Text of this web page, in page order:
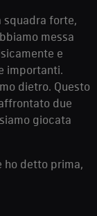
squadra forte,
messa
e
importanti.
dietro. Questo
due
giocata
ho detto prima,